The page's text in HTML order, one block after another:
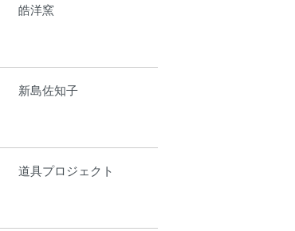
皓洋窯
新島佐知子
道具プロジェクト